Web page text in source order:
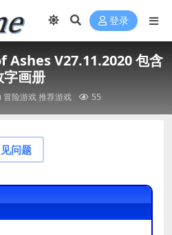
登录
Ashes V27.11.2020 包含
字画册
冒险游戏 推荐游戏 55
问题